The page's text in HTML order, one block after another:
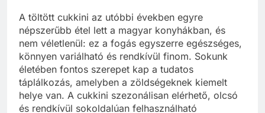
A töltött cukkini az utóbbi években egyre
népszerűbb étel lett a magyar konyhákban, és
nem véletlenül: ez a fogás egyszerre egészséges,
könnyen variálható és rendkívül finom. Sokunk
életében fontos szerepet kap a tudatos
táplálkozás, amelyben a zöldségeknek kiemelt
helye van. A cukkini szezonálisan elérhető, olcsó
és rendkívül sokoldalúan felhasználható